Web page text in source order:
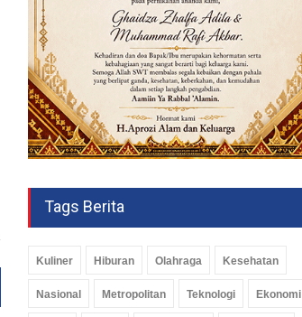
Tags Berita
Kuliner Hiburan Olahraga Kesehatan
Nasional Metropolitan Teknologi Ekonomi